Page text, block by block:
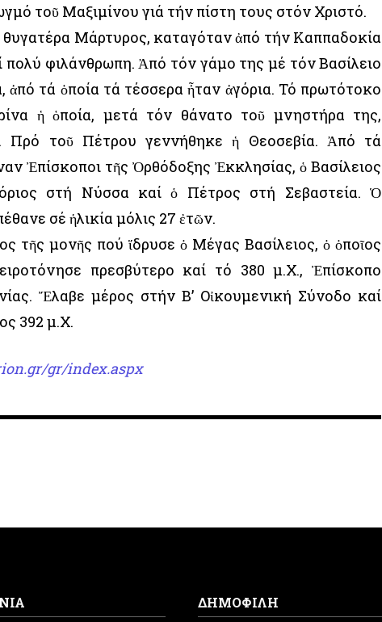
τοῦ Μαξιμίνου γιά τήν πίστη τους στόν Χριστό.
Μάρτυρος, καταγόταν ἀπό τήν Καππαδοκία
πολύ φιλάνθρωπη. Ἀπό τόν γάμο της μέ τόν Βασίλειο
ἀπό τά ὁποία τά τέσσερα ἦταν ἀγόρια. Τό πρωτότοκο
ἡ ὁποία, μετά τόν θάνατο τοῦ μνηστήρα της,
Πρό τοῦ Πέτρου γεννήθηκε ἡ Θεοσεβία. Ἀπό τά
Ἐπίσκοποι τῆς Ὀρθόδοξης Ἐκκλησίας, ὁ Βασίλειος
στή Νύσσα καί ὁ Πέτρος στή Σεβαστεία. Ὁ
σέ ἡλικία μόλις 27 ἐτῶν.
τῆς μονῆς πού ἵδρυσε ὁ Μέγας Βασίλειος, ὁ ὁποῖος
πρεσβύτερο καί τό 380 μ.Χ., Ἐπίσκοπο
Ἔλαβε μέρος στήν Β’ Οἰκουμενική Σύνοδο καί
392 μ.Χ.
gr/index.aspx
ΔΗΜΟΦΙΛΗ